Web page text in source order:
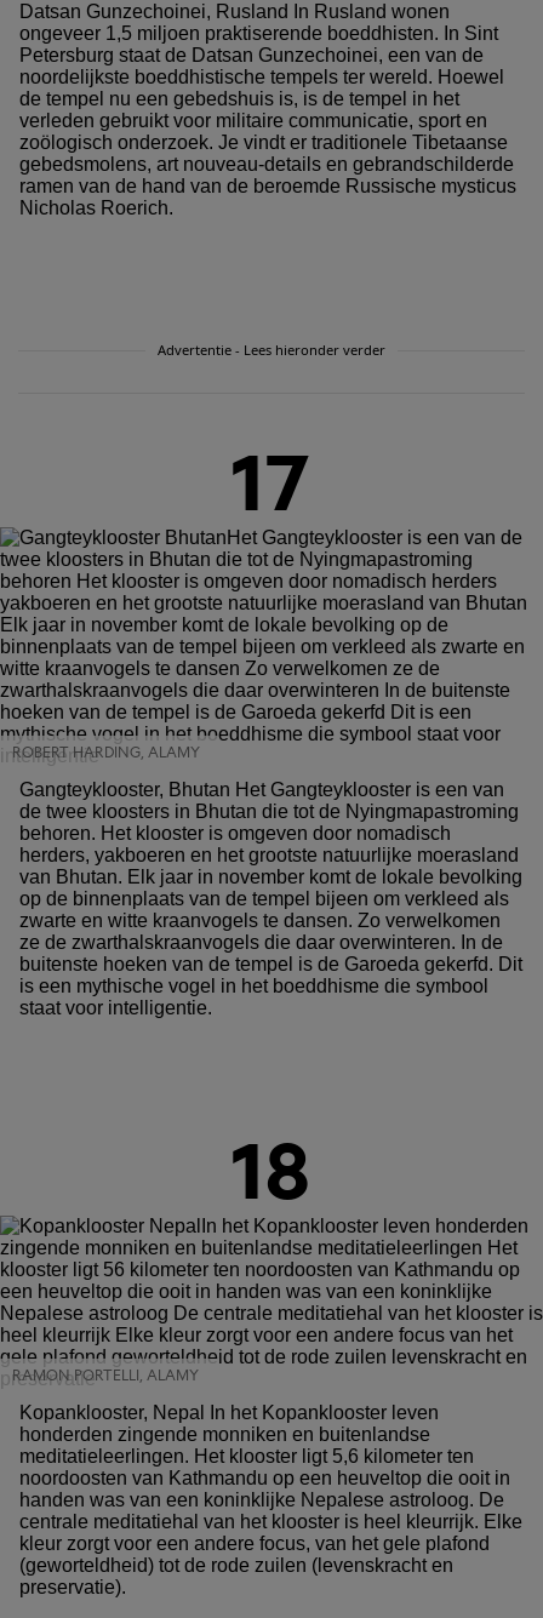
Datsan Gunzechoinei, Rusland In Rusland wonen
ongeveer 1,5 miljoen praktiserende boeddhisten. In Sint
Petersburg staat de Datsan Gunzechoinei, een van de
noordelijkste boeddhistische tempels ter wereld. Hoewel
de tempel nu een gebedshuis is, is de tempel in het
verleden gebruikt voor militaire communicatie, sport en
zoölogisch onderzoek. Je vindt er traditionele Tibetaanse
gebedsmolens, art nouveau-details en gebrandschilderde
ramen van de hand van de beroemde Russische mysticus
Nicholas Roerich.
Advertentie - Lees hieronder verder
17
ROBERT HARDING, ALAMY
Gangteyklooster, Bhutan Het Gangteyklooster is een van
de twee kloosters in Bhutan die tot de Nyingmapastroming
behoren. Het klooster is omgeven door nomadisch
herders, yakboeren en het grootste natuurlijke moerasland
van Bhutan. Elk jaar in november komt de lokale bevolking
op de binnenplaats van de tempel bijeen om verkleed als
zwarte en witte kraanvogels te dansen. Zo verwelkomen
ze de zwarthalskraanvogels die daar overwinteren. In de
buitenste hoeken van de tempel is de Garoeda gekerfd. Dit
is een mythische vogel in het boeddhisme die symbool
staat voor intelligentie.
18
RAMON PORTELLI, ALAMY
Kopanklooster, Nepal In het Kopanklooster leven
honderden zingende monniken en buitenlandse
meditatieleerlingen. Het klooster ligt 5,6 kilometer ten
noordoosten van Kathmandu op een heuveltop die ooit in
handen was van een koninklijke Nepalese astroloog. De
centrale meditatiehal van het klooster is heel kleurrijk. Elke
kleur zorgt voor een andere focus, van het gele plafond
(geworteldheid) tot de rode zuilen (levenskracht en
preservatie).